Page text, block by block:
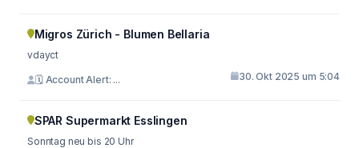
Migros Zürich - Blumen Bellaria
vdayct
🗓 Account Alert: ... 30. Okt 2025 um 5:04
SPAR Supermarkt Esslingen
Sonntag neu bis 20 Uhr